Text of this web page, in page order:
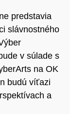
predstavia
slávnostného
v súlade s
na OK
budú víťazi
a